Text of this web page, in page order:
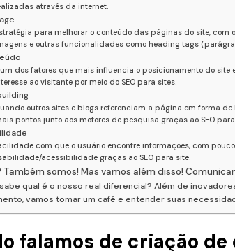
através da internet.
para melhorar o conteúdo das páginas do site,
e outras funcionalidades como heading tags
um dos fatores que mais influencia o posicionamento do
ao visitante por meio do SEO para sites.
outros sites e blogs referenciam a página em forma
pontos junto aos motores de pesquisa graças ao SEO
com que o usuário encontre informações, com
acessibilidade graças ao SEO para site.
Também somos! Mas vamos além disso!
qual é o nosso real diferencial? Além de
vamos tomar um café e entender suas
falamos de criação